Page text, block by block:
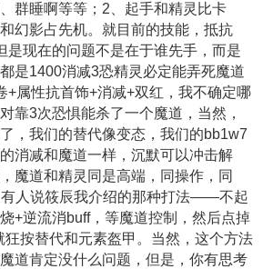
群睡啊等等；2、起手和精灵比卡
幻影占先机。就目前的技能，抵抗
是现在的问题不是在于谁先手，而是
是1400消减3恐精灵必定能弄死魔道
+属性抗首饰+消减+双红，我不确定哪
靠3次恐惧能杀了一个魔道，当然，
，我们的替代像变态，我们的bb1w7
消减和魔道一样，沉默可以冲击解
魔道和精灵同是高端，同操作，同
人说筱辰我介绍的那种打法——不起
+逆流消buff，等魔道控制，然后点掉
狂按替代和元素盔甲。当然，这个方法
道肯定没什么问题，但是，你有思考